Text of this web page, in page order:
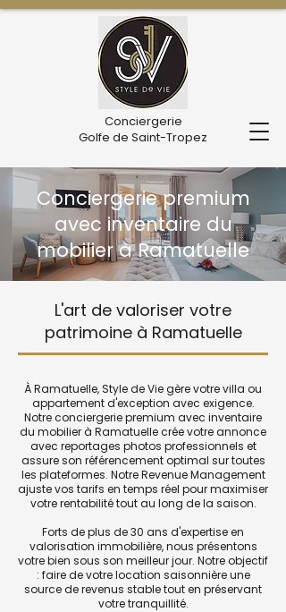
Conciergerie
Golfe de Saint-Tropez
Conciergerie premium
avec inventaire du
mobilier à Ramatuelle
L'art de valoriser votre
patrimoine à Ramatuelle
À Ramatuelle, Style de Vie gère votre villa ou
appartement d'exception avec exigence.
Notre conciergerie premium avec inventaire
du mobilier à Ramatuelle crée votre annonce
avec reportages photos professionnels et
assure son référencement optimal sur toutes
les plateformes. Notre Revenue Management
ajuste vos tarifs en temps réel pour maximiser
votre rentabilité tout au long de la saison.
Forts de plus de 30 ans d'expertise en
valorisation immobilière, nous présentons
votre bien sous son meilleur jour. Notre objectif
: faire de votre location saisonnière une
source de revenus stable tout en préservant
votre tranquillité.